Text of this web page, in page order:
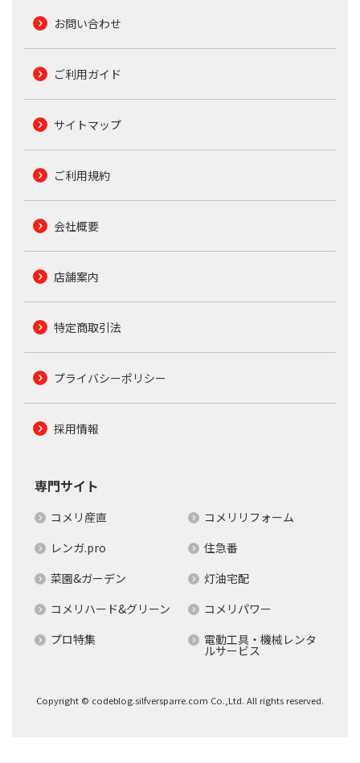
お問い合わせ
ご利用ガイド
サイトマップ
ご利用規約
会社概要
店舗案内
特定商取引法
プライバシーポリシー
採用情報
専門サイト
コメリ産直
コメリリフォーム
レンガ.pro
住急番
菜園&ガーデン
灯油宅配
コメリハード&グリーン
コメリパワー
プロ特集
電動工具・機械レンタ
ルサービス
Copyright © codeblog.silfversparre.com Co.,Ltd. All rights reserved.